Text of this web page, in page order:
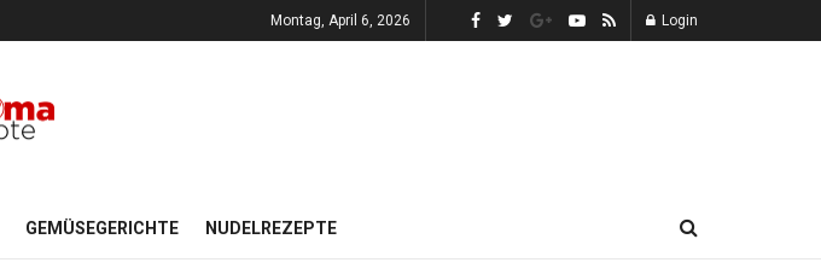
Montag, April 6, 2026 Login
GEMÜSEGERICHTE NUDELREZEPTE